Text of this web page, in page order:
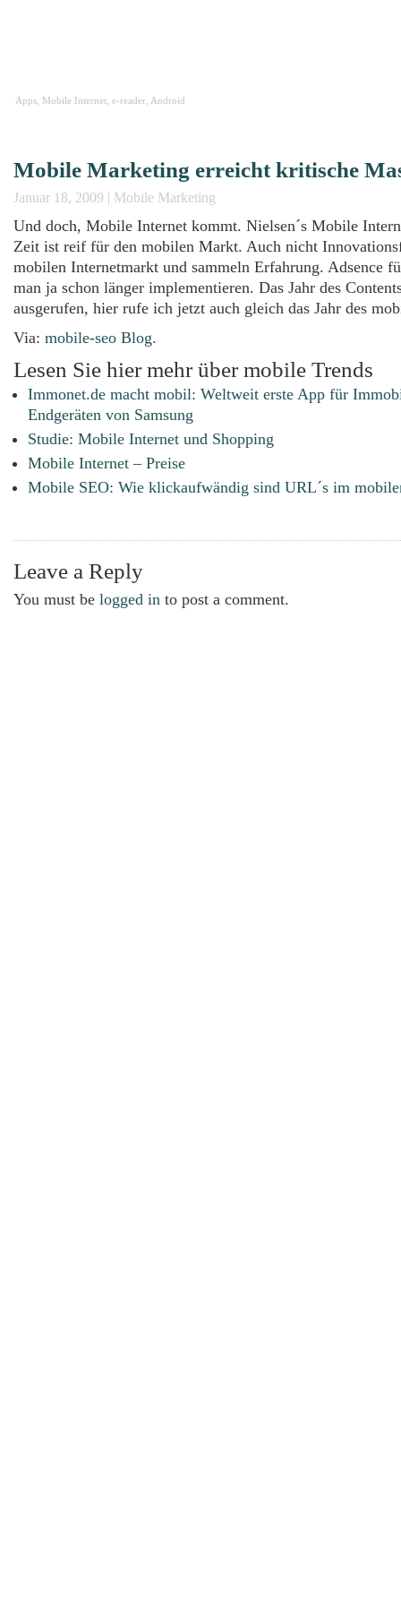
Apps, Mobile Internet, e-reader, Android
Mobile Marketing erreicht kritische
Januar 18, 2009 | Mobile Marketing
Und doch, Mobile Internet kommt. Nielsen´s Mobile
Zeit ist reif für den mobilen Markt. Auch nicht
mobilen Internetmarkt und sammeln Erfahrung. Adsence
man ja schon länger implementieren. Das Jahr des
ausgerufen, hier rufe ich jetzt auch gleich das Jahr des
Via: mobile-seo Blog.
Lesen Sie hier mehr über mobile Trends
Immonet.de macht mobil: Weltweit erste App für
Endgeräten von Samsung
Studie: Mobile Internet und Shopping
Mobile Internet – Preise
Mobile SEO: Wie klickaufwändig sind URL´s im
Leave a Reply
You must be logged in to post a comment.